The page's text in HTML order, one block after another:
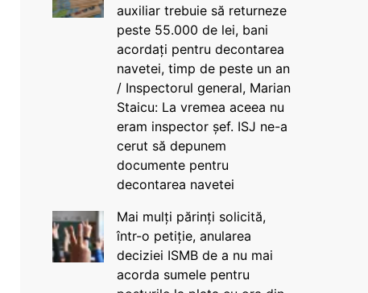
auxiliar trebuie să returneze
peste 55.000 de lei, bani
acordați pentru decontarea
navetei, timp de peste un an
/ Inspectorul general, Marian
Staicu: La vremea aceea nu
eram inspector șef. ISJ ne-a
cerut să depunem
documente pentru
decontarea navetei
Mai mulți părinți solicită,
într-o petiție, anularea
deciziei ISMB de a nu mai
acorda sumele pentru